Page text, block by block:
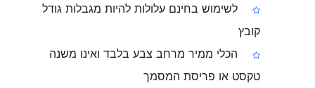
לשימוש בחינם עלולות להיות מגבלות גודל
קובץ
הכלי ממיר מרחב צבע בלבד ואינו משנה
טקסט או פריסת המסמך